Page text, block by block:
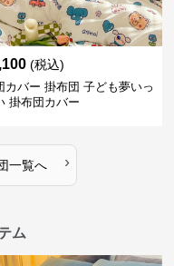
(税込)
カバー 掛布団 子ども夢いっ
掛布団カバー
一覧へ ›
ム